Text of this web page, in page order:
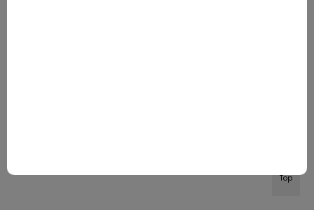
Top